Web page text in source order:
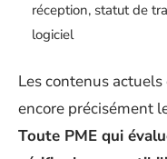
réception, statut de
logiciel
Les contenus
encore précisément
Toute PME qui